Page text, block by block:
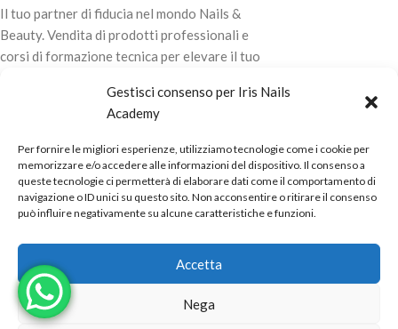
Gestisci consenso per Iris Nails
Academy
Per fornire le migliori esperienze, utilizziamo tecnologie come i cookie per
memorizzare e/o accedere alle informazioni del dispositivo. Il consenso a
queste tecnologie ci permetterà di elaborare dati come il comportamento di
navigazione o ID unici su questo sito. Non acconsentire o ritirare il consenso
può influire negativamente su alcune caratteristiche e funzioni.
Accetta
Nega
Il tuo partner di fiducia nel mondo Nails &
Beauty. Vendita di prodotti professionali e
corsi di formazione tecnica per elevare il tuo
LINK UTILI
ORARI NEGOZIO
Powered byReal.Pro.Webcopyright© 2026 in collaborazione con
Mac Sistemi